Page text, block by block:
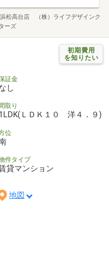
松高台店 （株）ライフデザインク
ーズ
初期費用
を知りたい
証金
し
取り
ＬＤＫ１０ 洋４．９)
位
件タイプ
貸マンション
地図